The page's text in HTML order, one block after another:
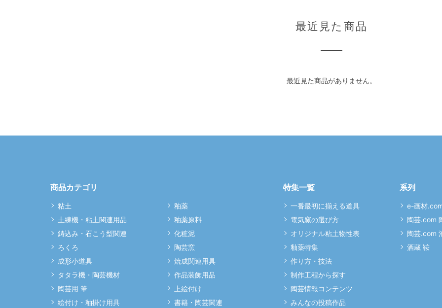
最近見た商品
最近見た商品がありません。
商品カテゴリ
粘土
土練機・粘土関連用品
鋳込み・石こう型関連
ろくろ
成形小道具
タタラ機・陶芸機材
陶芸用 筆
絵付け・釉掛け用具
釉薬
釉薬原料
化粧泥
陶芸窯
焼成関連用具
作品装飾用品
上絵付け
書籍・陶芸関連
特集一覧
一番最初に揃える道具
電気窯の選び方
オリジナル粘土物性表
釉薬特集
作り方・技法
制作工程から探す
陶芸情報コンテンツ
みんなの投稿作品
系列
e-画材
陶芸.com
陶芸.com
酒蔵 鞍